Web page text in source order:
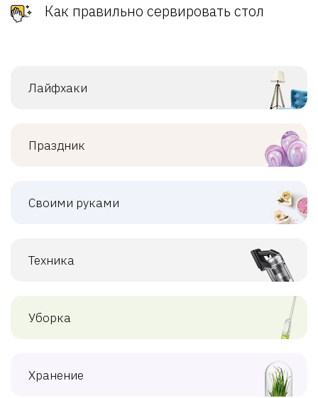
Как правильно сервировать стол
Лайфхаки
Праздник
Своими руками
Техника
Уборка
Хранение